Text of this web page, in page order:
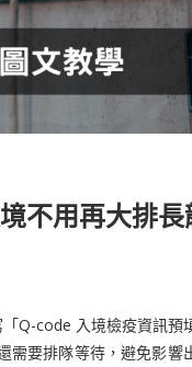
不用再大排長
Q-code 入境檢疫資訊預
需要排隊等待，避免影響